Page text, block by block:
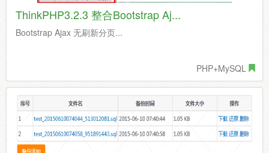
ThinkPHP3.2.3 整合Bootstrap Aj...
Bootstrap Ajax 无刷新分页...
PHP+MySQL